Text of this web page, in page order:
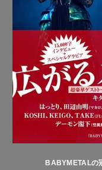
BABYMETALの